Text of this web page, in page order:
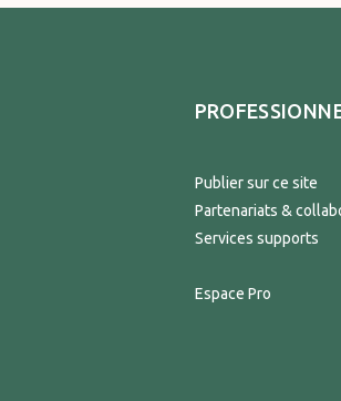
Publier sur ce site
Partenariats &
Services supports
Espace Pro